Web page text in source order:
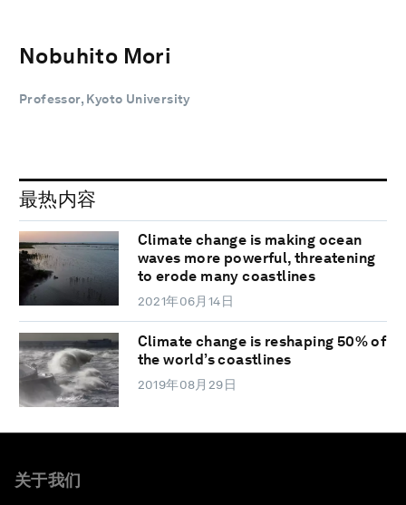
Nobuhito Mori
Professor, Kyoto University
最热内容
Climate change is making ocean
waves more powerful, threatening
to erode many coastlines
2021年06月14日
Climate change is reshaping 50% of
the world’s coastlines
2019年08月29日
关于我们